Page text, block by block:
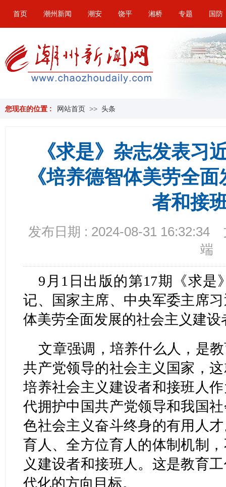
首页 潮州新闻 潮安 饶平 湘桥 专题 国防
您现在的位置 : 网站首页 >> 头条
《求是》杂志发表习
《培养德智体美劳全
者和接
发布日期 : 2024-08-31 16:32:34
端
9月1日出版的第17期《求是
记、国家主席、中央军委主席
体美劳全面发展的社会主义建
文章强调，培养什么人，是
共产党领导的社会主义国家，
培养社会主义建设者和接班人
代拥护中国共产党领导和我国
色社会主义奋斗终身的有用人
育人、全方位育人的体制机制
义建设者和接班人。这是教育
代化的方向目标。